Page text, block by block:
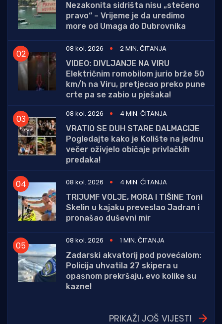
Nezakonita sidrišta nisu „stečeno
pravo“ – Vrijeme je da uredimo
more od Umaga do Dubrovnika
08 kol. 2026
2 MIN. ČITANJA
VIDEO: DIVLJANJE NA VIRU
Električnim romobilom jurio brže 50
km/h na Viru, pretjecao preko pune
crte pa se zabio u pješaka!
08 kol. 2026
4 MIN. ČITANJA
VRATIO SE DUH STARE DALMACIJE
Pogledajte kako je Kolište na jednu
večer oživjelo običaje privlačkih
predaka!
08 kol. 2026
4 MIN. ČITANJA
TRIJUMF VOLJE, MORA I TIŠINE Toni
Skelin u kajaku preveslao Jadran i
pronašao duševni mir
08 kol. 2026
1 MIN. ČITANJA
Zadarski akvatorij pod povećalom:
Policija uhvatila 27 skipera u
opasnom prekršaju, evo kolike su
kazne!
PRIKAŽI JOŠ VIJESTI